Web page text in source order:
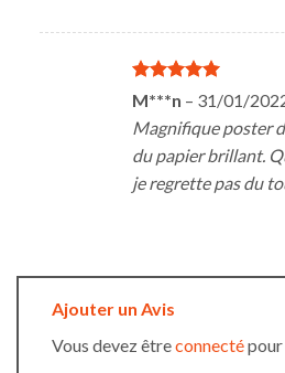
Note5
sur
5
M***n – 31/01/
Magnifique poster
du papier brillant.
je regrette pas du
Ajouter un Avis
Vous devez êtreconnectépour